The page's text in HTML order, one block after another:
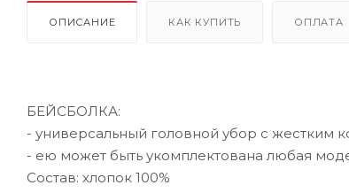
ОПИСАНИЕ КАК КУПИТЬ ОПЛАТА
БЕЙСБОЛКА:
- универсальный головной убор с жестким
- ею может быть укомплектована любая
Состав: хлопок 100%